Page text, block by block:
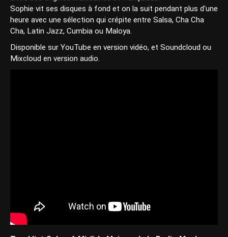
Sophie vit ses disques à fond et on la suit pendant plus d'une
heure avec une sélection qui crépite entre Salsa, Cha Cha
Cha, Latin Jazz, Cumbia ou Maloya.
Disponible sur YouTube en version vidéo, et Soundcloud ou
Mixcloud en version audio.